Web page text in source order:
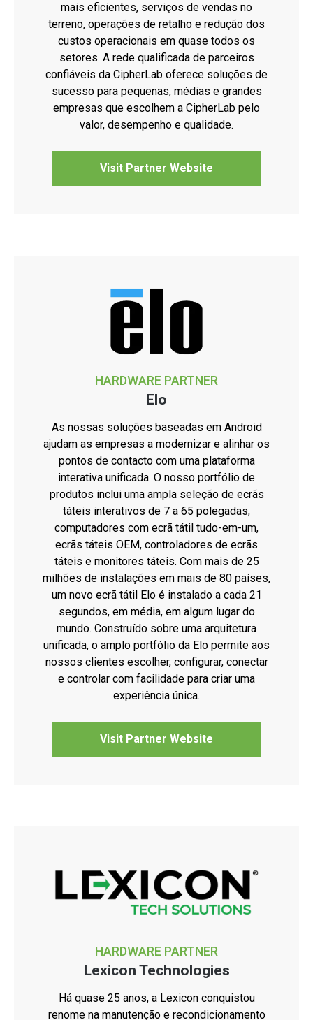
mais eficientes, serviços de vendas no
terreno, operações de retalho e redução dos
custos operacionais em quase todos os
setores. A rede qualificada de parceiros
confiáveis da CipherLab oferece soluções de
sucesso para pequenas, médias e grandes
empresas que escolhem a CipherLab pelo
valor, desempenho e qualidade.
Visit Partner Website
HARDWARE PARTNER
Elo
As nossas soluções baseadas em Android
ajudam as empresas a modernizar e alinhar os
pontos de contacto com uma plataforma
interativa unificada. O nosso portfólio de
produtos inclui uma ampla seleção de ecrãs
táteis interativos de 7 a 65 polegadas,
computadores com ecrã tátil tudo-em-um,
ecrãs táteis OEM, controladores de ecrãs
táteis e monitores táteis. Com mais de 25
milhões de instalações em mais de 80 países,
um novo ecrã tátil Elo é instalado a cada 21
segundos, em média, em algum lugar do
mundo. Construído sobre uma arquitetura
unificada, o amplo portfólio da Elo permite aos
nossos clientes escolher, configurar, conectar
e controlar com facilidade para criar uma
experiência única.
Visit Partner Website
HARDWARE PARTNER
Lexicon Technologies
Há quase 25 anos, a Lexicon conquistou
renome na manutenção e recondicionamento